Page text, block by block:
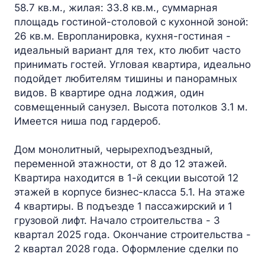
58.7 кв.м., жилая: 33.8 кв.м., суммарная
площадь гостиной-столовой с кухонной зоной:
26 кв.м. Европланировка, кухня-гостиная -
идеальный вариант для тех, кто любит часто
принимать гостей. Угловая квартира, идеально
подойдет любителям тишины и панорамных
видов. В квартире одна лоджия, один
совмещенный санузел. Высота потолков 3.1 м.
Имеется ниша под гардероб.
Дом монолитный, черырехподъездный,
переменной этажности, от 8 до 12 этажей.
Квартира находится в 1-й секции высотой 12
этажей в корпусе бизнес-класса 5.1. На этаже
4 квартиры. В подъезде 1 пассажирский и 1
грузовой лифт. Начало строительства - 3
квартал 2025 года. Окончание строительства -
2 квартал 2028 года. Оформление сделки по